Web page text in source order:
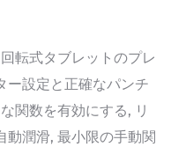
転式タブレットのプレ
ー設定と正確なパンチ
関数を有効にする, リ
動潤滑, 最小限の手動関